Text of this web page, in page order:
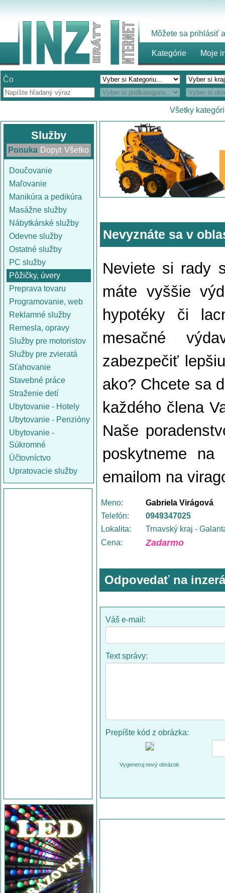
Môžete sa prihlásiť
Kategórie Moje
Čo
Všetky
Služby
Ponuka Dopyt Všetko
Doučovanie
Maľovanie
Manikúra a pedikúra
Masážne služby
Nábytkárské služby
Odevne služby
Ostatné služby
PC služby
Pôžičky, úvery
Preprava tovaru
Programovanie, web
Reklamné služby
Remesla, opravy
Služby pre motoristov
Služby pre zvieratá
Sťahovanie
Stavebné práce
Straženie detí
Ubytovanie - Hotely
Ubytovanie - Penzióny
Ubytovanie -
Súkromné
Účtovníctvo
Upratovacie služby
Nevyznáte sa v
Neviete si rady
máte vyššie
hypotéky či
mesačné
zabezpečiť
ako? Chcete sa
každého člena
Naše
poskytneme
emailom na
Meno:
Gabriela Virágová
Telefón:
0949347025
Lokalita:
Trnavský kraj -
Cena:
Zadarmo
Odpovedať na
Váš e-mail:
Text správy:
Prepíšte kód z obrázka:
Vygeneruj nový obrázok